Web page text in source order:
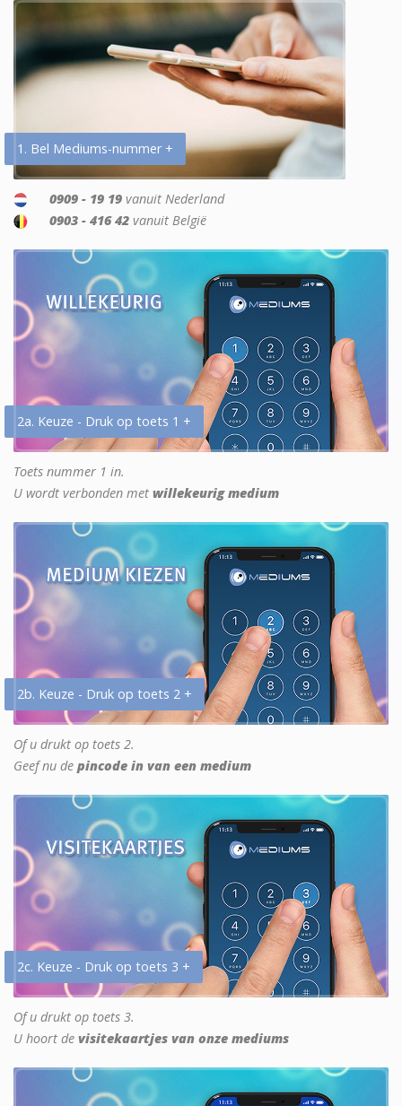
1. Bel Mediums-nummer +
0909 - 19 19 vanuit Nederland
0903 - 416 42 vanuit België
2a. Keuze - Druk op toets 1 +
Toets nummer 1 in.
U wordt verbonden met willekeurig medium
2b. Keuze - Druk op toets 2 +
Of u drukt op toets 2.
Geef nu de pincode in van een medium
2c. Keuze - Druk op toets 3 +
Of u drukt op toets 3.
U hoort de visitekaartjes van onze mediums